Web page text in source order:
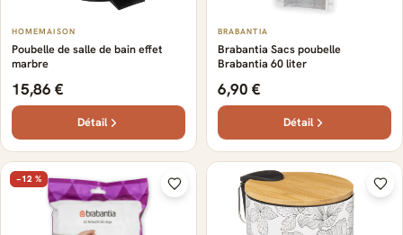
HOMEMAISON
Poubelle de salle de bain effet
marbre
15,86 €
Détail
BRABANTIA
Brabantia Sacs poubelle
Brabantia 60 liter
6,90 €
Détail
−12 %